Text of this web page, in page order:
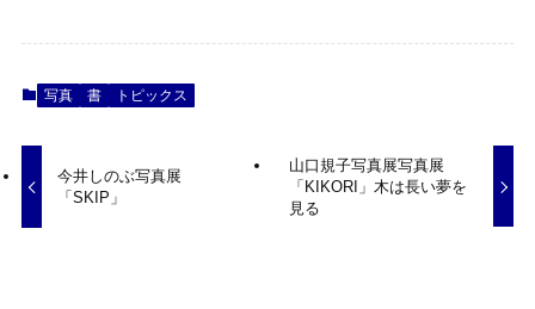
写真 書 トピックス
今井しのぶ写真展
「SKIP」
山口規子写真展写真展
「KIKORI」木は長い夢を
見る